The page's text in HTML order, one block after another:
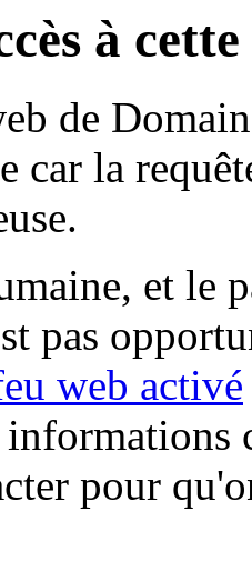
à
de
car la
et le
pas
web activé
pour